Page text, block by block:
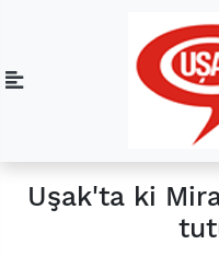
Uşak'ta ki